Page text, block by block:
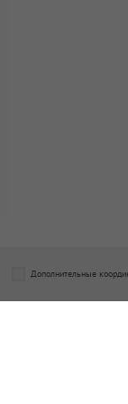
Дополнительные